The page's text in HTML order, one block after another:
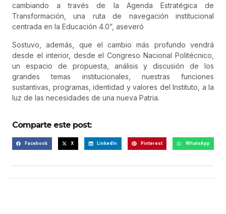
cambiando a través de la Agenda Estratégica de
Transformación, una ruta de navegación institucional
centrada en la Educación 4.0”, aseveró
Sostuvo, además, que el cambio más profundo vendrá
desde el interior, desde el Congreso Nacional Politécnico,
un espacio de propuesta, análisis y discusión de los
grandes temas institucionales, nuestras funciones
sustantivas, programas, identidad y valores del Instituto, a la
luz de las necesidades de una nueva Patria.
Comparte este post:
Facebook X LinkedIn Pinterest WhatsApp